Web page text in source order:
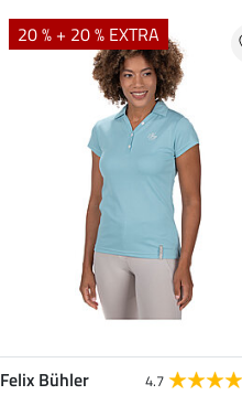
20 % + 20 % EXTRA
Felix Bühler 4.7